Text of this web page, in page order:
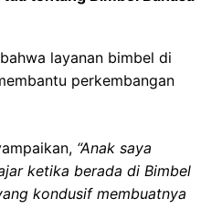
layanan bimbel di
perkembangan
“Anak saya
ketika berada di Bimbel
kondusif membuatnya